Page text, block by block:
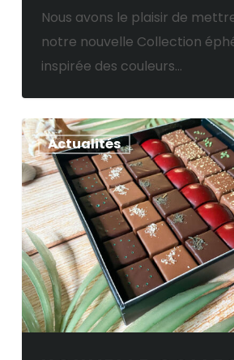
Nous avons le plaisir de
notre nouvelle Collection
inspirée des couleurs…
Nouvelle
Collection
Printemps-
Eté
2024
en
vue
Actualités